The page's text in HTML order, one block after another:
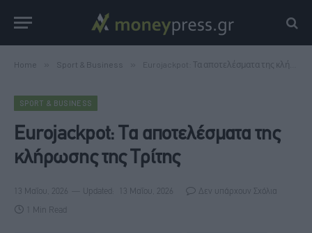
Home Sport & Business Eurojackpot: Τα αποτελέσματα της κλήρωσης της Τρίτης
SPORT & BUSINESS
Eurojackpot: Τα αποτελέσματα της
κλήρωσης της Τρίτης
13 Μαΐου, 2026 Updated: 13 Μαΐου, 2026 Δεν υπάρχουν Σχόλια
1 Min Read